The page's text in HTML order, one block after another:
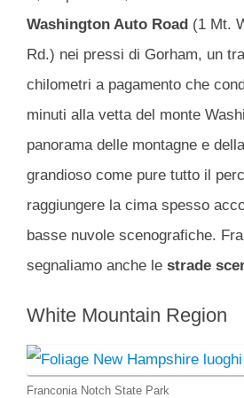
Washington Auto Road (1 Mt.
Rd.) nei pressi di Gorham, un
chilometri a pagamento che
minuti alla vetta del monte
panorama delle montagne e
grandioso come pure tutto il
raggiungere la cima spesso
basse nuvole scenografiche.
segnaliamo anche le strade
White Mountain Region
Franconia Notch State Park